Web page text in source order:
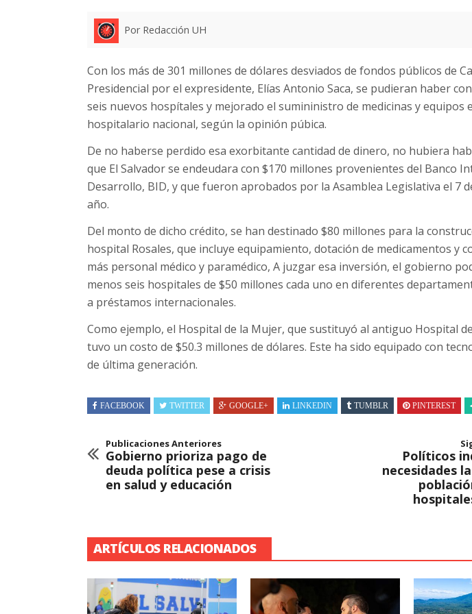
Por Redacción UH
Con los más de 301 millones de dólares desviados de fondos públicos de
Presidencial por el expresidente, Elías Antonio Saca, se pudieran haber
seis nuevos hospítales y mejorado el sumininistro de medicinas y equipos
hospitalario nacional, según la opinión púbica.
De no haberse perdido esa exorbitante cantidad de dinero, no hubiera
que El Salvador se endeudara con $170 millones provenientes del Banco
Desarrollo, BID, y que fueron aprobados por la Asamblea Legislativa el 7
año.
Del monto de dicho crédito, se han destinado $80 millones para la
hospital Rosales, que incluye equipamiento, dotación de medicamentos y
más personal médico y paramédico, A juzgar esa inversión, el gobierno
menos seis hospitales de $50 millones cada uno en diferentes
a préstamos internacionales.
Como ejemplo, el Hospital de la Mujer, que sustituyó al antiguo Hospital
tuvo un costo de $50.3 millones de dólares. Este ha sido equipado con
de última generación.
FACEBOOK TWITTER GOOGLE+ LINKEDIN TUMBLR PINTEREST
Publicaciones Anteriores
Gobierno prioriza pago de
deuda política pese a crisis
en salud y educación
Políticos
necesidades
ARTÍCULOS RELACIONADOS